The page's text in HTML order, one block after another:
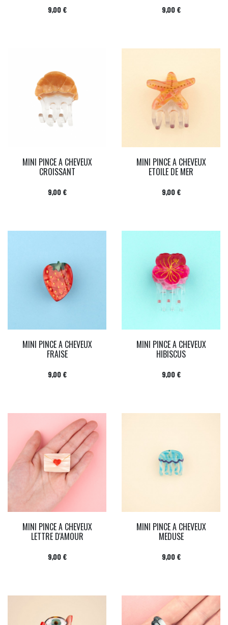
Prix
9,00 € Prix
9,00 €
MINI PINCE A CHEVEUX
CROISSANT
Prix
9,00 €
MINI PINCE A CHEVEUX
ETOILE DE MER
Prix
9,00 €
MINI PINCE A CHEVEUX
FRAISE
Prix
9,00 €
MINI PINCE A CHEVEUX
HIBISCUS
Prix
9,00 €
MINI PINCE A CHEVEUX
LETTRE D'AMOUR
Prix
9,00 €
MINI PINCE A CHEVEUX
MEDUSE
Prix
9,00 €